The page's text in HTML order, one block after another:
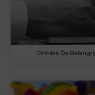
Ontdek De